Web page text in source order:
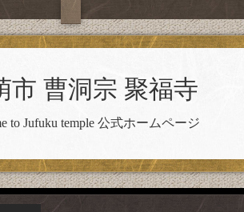
市 曹洞宗 聚福寺
to Jufuku temple 公式ホームページ